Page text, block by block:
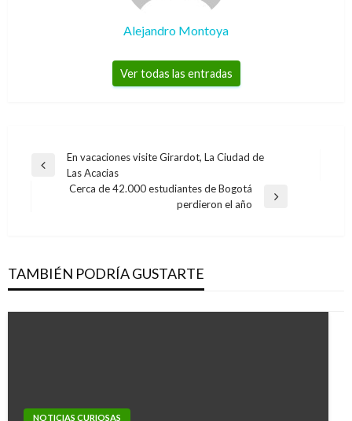
Alejandro Montoya
Ver todas las entradas
Navegación
Entrada
En vacaciones visite Girardot, La Ciudad de
Las Acacias
Cerca de 42.000 estudiantes de Bogotá
perdieron el año
TAMBIÉN PODRÍA GUSTARTE
NOTICIAS CURIOSAS